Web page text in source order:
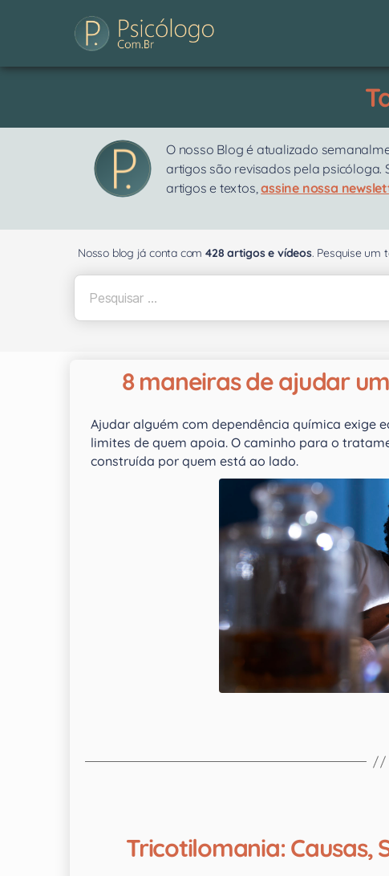
O nosso Blog é atualizado
artigos são revisados pela psicóloga.
artigos e textos,assine nossa
Nosso blog já conta com 428 artigos e vídeos. Pesquise um
8 maneiras de ajudar
Ajudar alguém com dependência química exige
limites de quem apoia. O caminho para o
construída por quem está ao lado.
Tricotilomania: Causas,